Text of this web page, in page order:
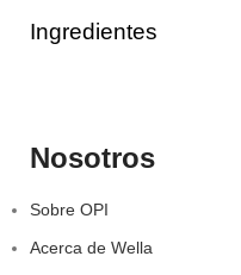
Ingredientes
Nosotros
Sobre OPI
Acerca de Wella